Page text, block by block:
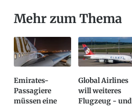
Mehr zum Thema
Emirates-
Passagiere
müssen eine
Global Airlines
will weiteres
Flugzeug - und